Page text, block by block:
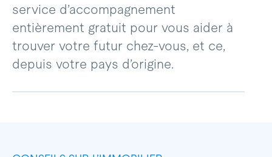
service d’accompagnement
entièrement gratuit pour vous aider à
trouver votre futur chez-vous, et ce,
depuis votre pays d’origine.